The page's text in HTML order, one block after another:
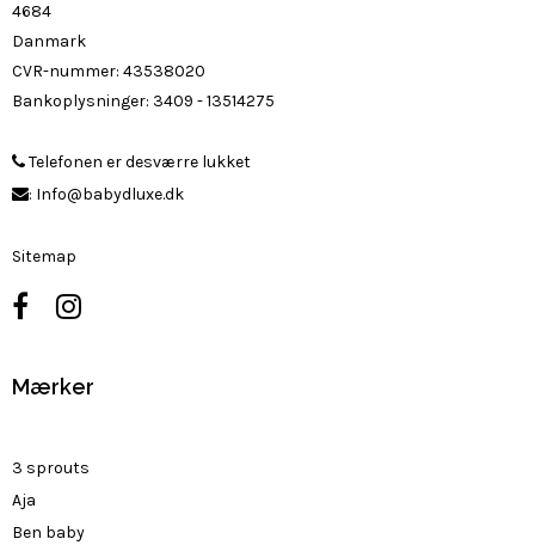
4684
Danmark
CVR-nummer: 43538020
Bankoplysninger: 3409 - 13514275
Telefonen er desværre lukket
: Info@babydluxe.dk
Sitemap
Mærker
3 sprouts
Aja
Ben baby